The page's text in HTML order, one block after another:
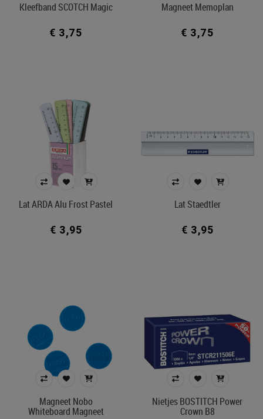
Kleefband SCOTCH Magic
€ 3,75
Magneet Memoplan
€ 3,75
Lat ARDA Alu Frost Pastel
€ 3,95
Lat Staedtler
€ 3,95
Magneet Nobo
Whiteboard Magneet
Nietjes BOSTITCH Power
Crown B8